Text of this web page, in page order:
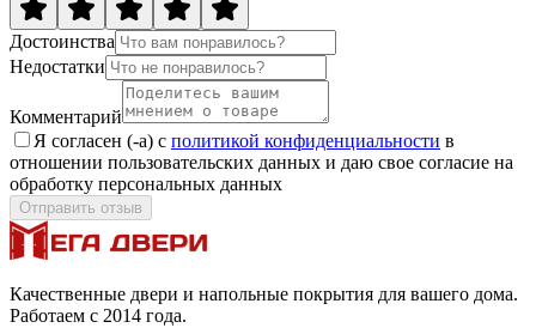
Достоинства
Недостатки
Комментарий
Я согласен (-а) с политикой конфиденциальности в
отношении пользовательских данных и даю свое согласие на
обработку персональных данных
Отправить отзыв
Качественные двери и напольные покрытия для вашего дома.
Работаем с 2014 года.